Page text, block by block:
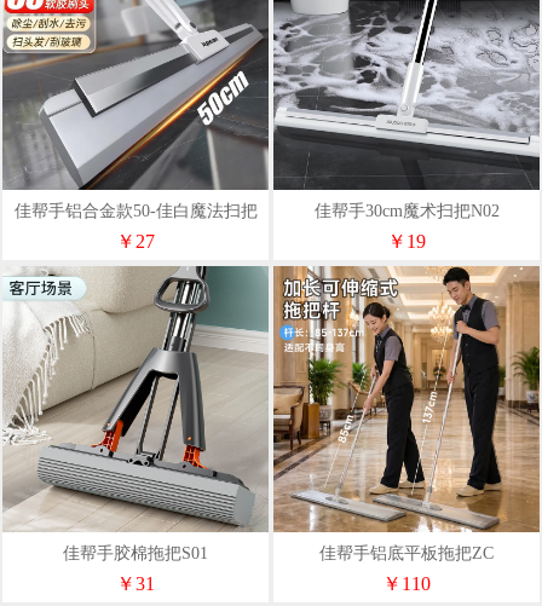
佳帮手铝合金款50-佳白魔法扫把
N02
￥27
佳帮手30cm魔术扫把N02
￥19
佳帮手胶棉拖把S01
￥31
佳帮手铝底平板拖把ZC
￥110